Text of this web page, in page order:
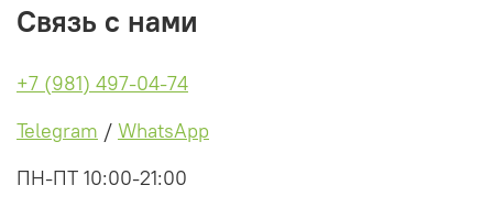
Связь с нами
+7 (981) 497-04-74
Telegram / WhatsApp
ПН-ПТ 10:00-21:00